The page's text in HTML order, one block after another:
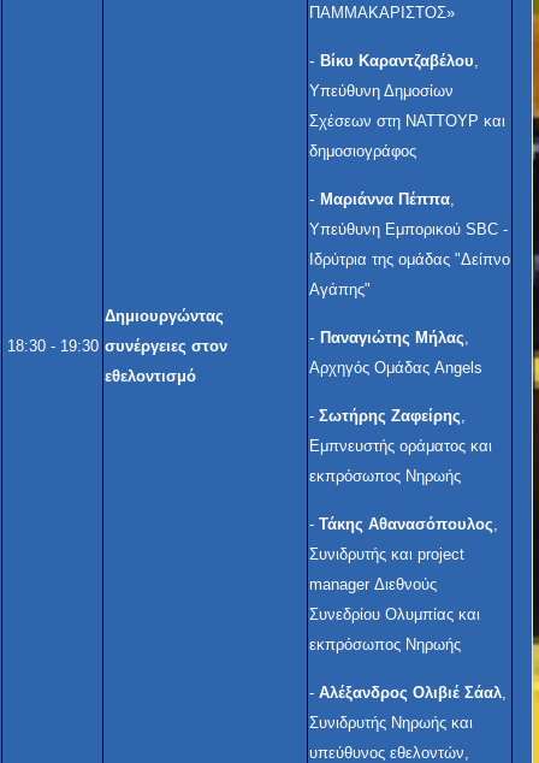
18:30 - 19:30
Δημιουργώντας
συνέργειες στον
εθελοντισμό
ΠΑΜΜΑΚΑΡΙΣΤΟΣ»
- Βίκυ Καραντζαβέλου,
Υπεύθυνη Δημοσίων
Σχέσεων στη ΝΑΤΤΟΥΡ και
δημοσιογράφος
- Μαριάννα Πέππα,
Υπεύθυνη Εμπορικού SBC -
Ιδρύτρια της ομάδας "Δείπνο
Αγάπης"
- Παναγιώτης Μήλας,
Αρχηγός Ομάδας Angels
- Σωτήρης Ζαφείρης,
Εμπνευστής οράματος και
εκπρόσωπος Νηρωής
- Τάκης Αθανασόπουλος,
Συνιδρυτής και project
manager Διεθνούς
Συνεδρίου Ολυμπίας και
εκπρόσωπος Νηρωής
- Αλέξανδρος Ολιβιέ Σάαλ,
Συνιδρυτής Νηρωής και
υπεύθυνος εθελοντών,